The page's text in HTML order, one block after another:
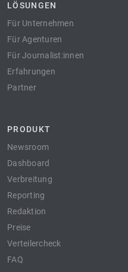
LÖSUNGEN
Für Unternehmen
Für Agenturen
Für Journalist:innen
Erfahrungen
Partner
PRODUKT
Newsroom
Dashboard
Verbreitung
Reporting
Redaktion
Preise
Verteilercheck
FAQ